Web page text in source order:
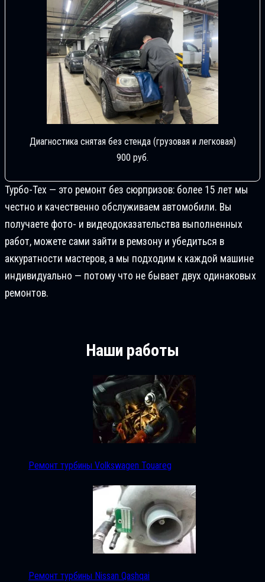
Диагностика снятая без стенда (грузовая и легковая)
900 руб.
Турбо-Тех — это ремонт без сюрпризов: более 15 лет мы
честно и качественно обслуживаем автомобили. Вы
получаете фото- и видеодоказательства выполненных
работ, можете сами зайти в ремзону и убедиться в
аккуратности мастеров, а мы подходим к каждой машине
индивидуально — потому что не бывает двух одинаковых
ремонтов.
Наши работы
Ремонт турбины Volkswagen Touareg
Ремонт турбины Nissan Qashqai